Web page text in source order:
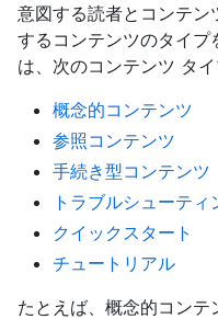
意図する読者とコンテン
するコンテンツのタイ
は、次のコンテンツ タイ
概念的コンテンツ
参照コンテンツ
手続き型コンテンツ
トラブルシューテ
クイックスタート
チュートリアル
たとえば、概念的コン